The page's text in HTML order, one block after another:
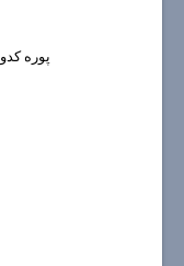
پوره